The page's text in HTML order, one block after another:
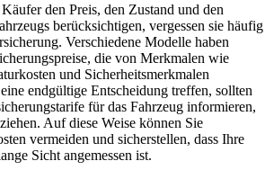
den Preis, den Zustand und den
berücksichtigen, vergessen sie häufig
Verschiedene Modelle haben
die von Merkmalen wie
und Sicherheitsmerkmalen
endgültige Entscheidung treffen, sollten
für das Fahrzeug informieren,
Auf diese Weise können Sie
vermeiden und sicherstellen, dass Ihre
Sicht angemessen ist.